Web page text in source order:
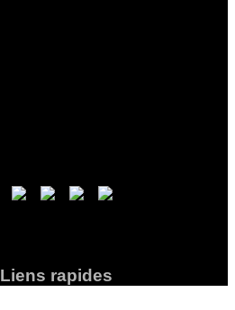
Liens rapides